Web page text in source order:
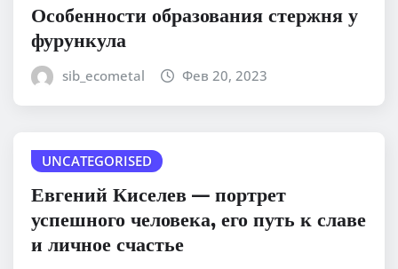
Особенности образования стержня у
фурункула
sib_ecometal Фев 20, 2023
UNCATEGORISED
Евгений Киселев — портрет
успешного человека, его путь к славе
и личное счастье